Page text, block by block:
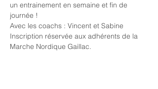
un entrainement en semaine et fin de
journée !
Avec les coachs : Vincent et Sabine
Inscription réservée aux adhérents de la
Marche Nordique Gaillac.